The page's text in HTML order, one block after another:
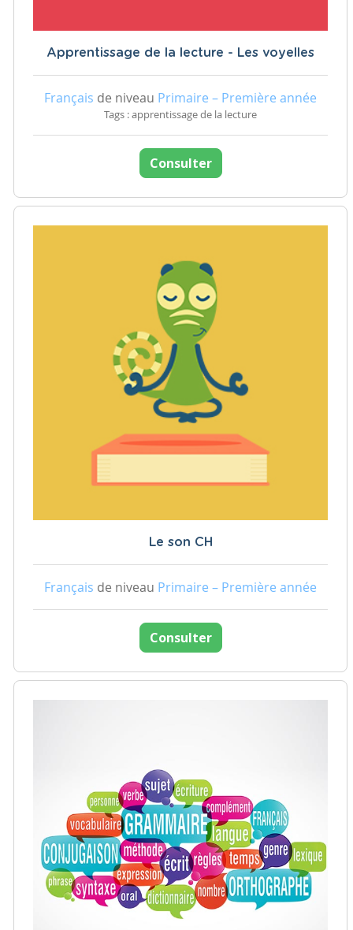
Apprentissage de la lecture - Les voyelles
Français de niveau Primaire – Première année
Tags : apprentissage de la lecture
Consulter
Le son CH
Français de niveau Primaire – Première année
Consulter